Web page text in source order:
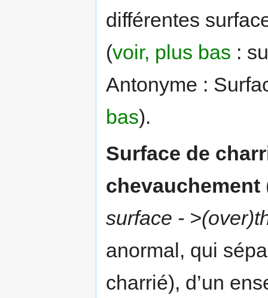
différentes
(voir, plus bas :
Antonyme :
bas).
Surface de
chevauchement
surface -
anormal, qui
charrié), d’un